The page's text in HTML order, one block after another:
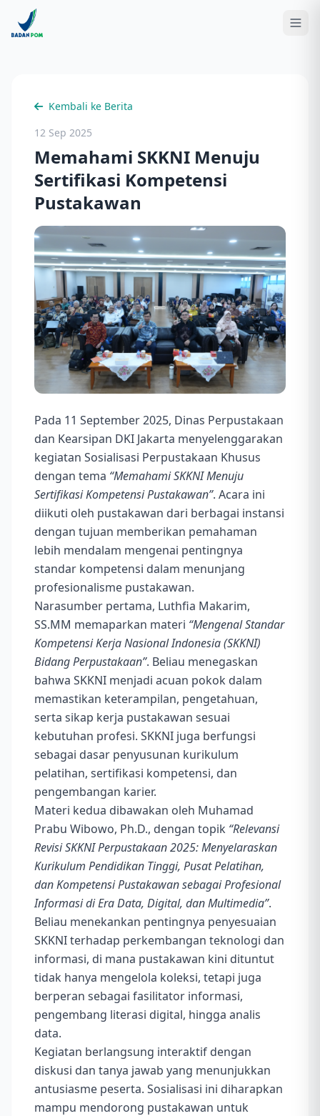
Kembali ke Berita
12 Sep 2025
Memahami SKKNI Menuju
Sertifikasi Kompetensi
Pustakawan
Pada 11 September 2025, Dinas Perpustakaan
dan Kearsipan DKI Jakarta menyelenggarakan
kegiatan Sosialisasi Perpustakaan Khusus
dengan tema “Memahami SKKNI Menuju
Sertifikasi Kompetensi Pustakawan”. Acara ini
diikuti oleh pustakawan dari berbagai instansi
dengan tujuan memberikan pemahaman
lebih mendalam mengenai pentingnya
standar kompetensi dalam menunjang
profesionalisme pustakawan.
Narasumber pertama, Luthfia Makarim,
SS.MM memaparkan materi “Mengenal Standar
Kompetensi Kerja Nasional Indonesia (SKKNI)
Bidang Perpustakaan”. Beliau menegaskan
bahwa SKKNI menjadi acuan pokok dalam
memastikan keterampilan, pengetahuan,
serta sikap kerja pustakawan sesuai
kebutuhan profesi. SKKNI juga berfungsi
sebagai dasar penyusunan kurikulum
pelatihan, sertifikasi kompetensi, dan
pengembangan karier.
Materi kedua dibawakan oleh Muhamad
Prabu Wibowo, Ph.D., dengan topik “Relevansi
Revisi SKKNI Perpustakaan 2025: Menyelaraskan
Kurikulum Pendidikan Tinggi, Pusat Pelatihan,
dan Kompetensi Pustakawan sebagai Profesional
Informasi di Era Data, Digital, dan Multimedia”.
Beliau menekankan pentingnya penyesuaian
SKKNI terhadap perkembangan teknologi dan
informasi, di mana pustakawan kini dituntut
tidak hanya mengelola koleksi, tetapi juga
berperan sebagai fasilitator informasi,
pengembang literasi digital, hingga analis
data.
Kegiatan berlangsung interaktif dengan
diskusi dan tanya jawab yang menunjukkan
antusiasme peserta. Sosialisasi ini diharapkan
mampu mendorong pustakawan untuk